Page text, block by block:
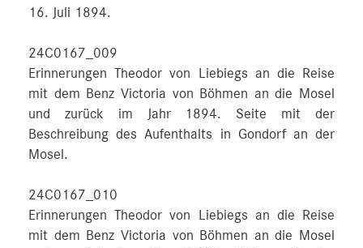
16. Juli 1894.
24C0167_009
Erinnerungen Theodor von Liebiegs an die Reise
mit dem Benz Victoria von Böhmen an die Mosel
und zurück im Jahr 1894. Seite mit der
Beschreibung des Aufenthalts in Gondorf an der
Mosel.
24C0167_010
Erinnerungen Theodor von Liebiegs an die Reise
mit dem Benz Victoria von Böhmen an die Mosel